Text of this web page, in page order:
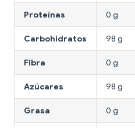
Proteínas 0 g
Carbohidratos 98 g
Fibra 0 g
Azúcares 98 g
Grasa 0 g